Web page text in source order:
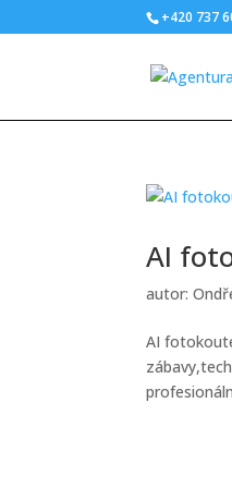
+420 737
AI
autor:
AI